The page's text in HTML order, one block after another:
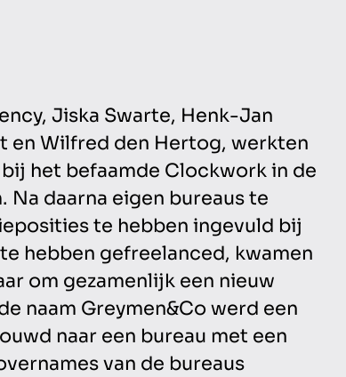
Jiska Swarte, Henk-Jan
en Wilfred den Hertog, werkten
het befaamde Clockwork in de
daarna eigen bureaus te
te hebben ingevuld bij
hebben gefreelanced, kwamen
om gezamenlijk een nieuw
naam Greymen&Co werd een
naar een bureau met een
van de bureaus